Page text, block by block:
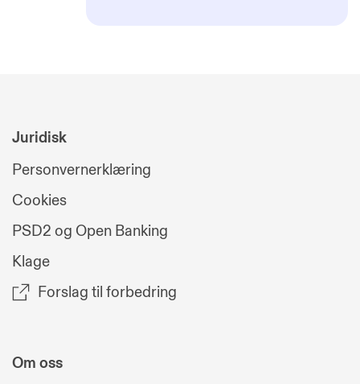
Juridisk
Personvernerklæring
Cookies
PSD2 og Open Banking
Klage
Forslag til forbedring
Om oss